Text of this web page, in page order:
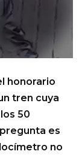
honorario
tren cuya
50
es
no